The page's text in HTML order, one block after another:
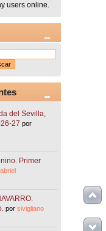
users online.
del Sevilla,
27 por
Primer
porsivigliano